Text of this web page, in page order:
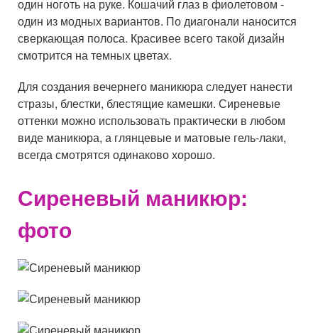
один ноготь на руке. Кошачий глаз в фиолетовом -
один из модных вариантов. По диагонали наносится
сверкающая полоса. Красивее всего такой дизайн
смотрится на темных цветах.
Для создания вечернего маникюра следует нанести
стразы, блестки, блестящие камешки. Сиреневые
оттенки можно использовать практически в любом
виде маникюра, а глянцевые и матовые гель-лаки,
всегда смотрятся одинаково хорошо.
Сиреневый маникюр:
фото